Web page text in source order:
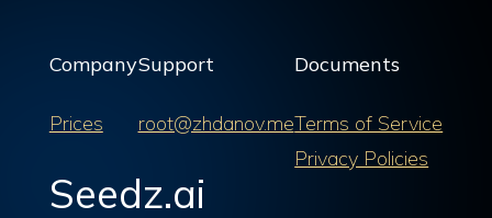
Company
Prices
Support
root@zhdanov.me
Documents
Terms of Service
Privacy Policies
Seedz.ai